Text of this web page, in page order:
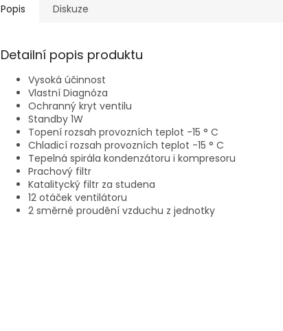
Popis Diskuze
Detailní popis produktu
Vysoká účinnost
Vlastní Diagnóza
Ochranný kryt ventilu
Standby 1W
Topení rozsah provozních teplot -15 ° C
Chladicí rozsah provozních teplot -15 ° C
Tepelná spirála kondenzátoru i kompresoru
Prachový filtr
Katalitycký filtr za studena
12 otáček ventilátoru
2 směrné proudění vzduchu z jednotky